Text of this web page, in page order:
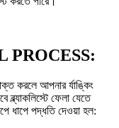
PROCESS:
করলে আপনার র্যাঙ্কিং
ব্ল্যাকলিস্টে ফেলা যেতে
ধাপে পদ্ধতি দেওয়া হল: